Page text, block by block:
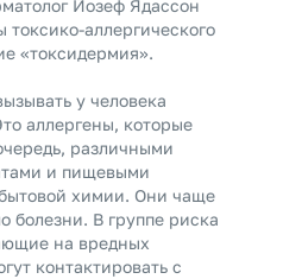
Йозеф Ядассон
аллергического
«токсидермия».
у человека
аллергены, которые
различными
и пищевыми
химии. Они чаще
болезни. В группе риска
на вредных
контактировать с